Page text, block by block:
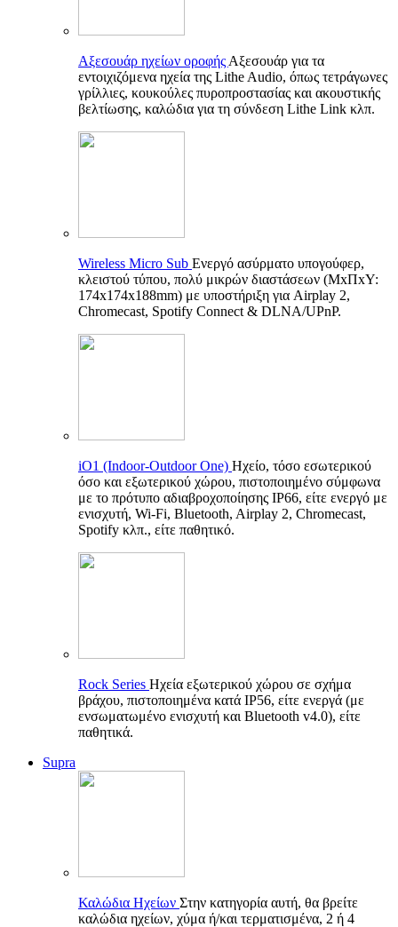
Αξεσουάρ ηχείων οροφής Αξεσουάρ για τα
εντοιχιζόμενα ηχεία της Lithe Audio, όπως τετράγωνες
γρίλλιες, κουκούλες πυροπροστασίας και ακουστικής
βελτίωσης, καλώδια για τη σύνδεση Lithe Link κλπ.
Wireless Micro Sub Ενεργό ασύρματο υπογούφερ,
κλειστού τύπου, πολύ μικρών διαστάσεων (ΜxΠxΥ:
174x174x188mm) με υποστήριξη για Airplay 2,
Chromecast, Spotify Connect & DLNA/UPnP.
iO1 (Indoor-Outdoor One) Ηχείο, τόσο εσωτερικού
όσο και εξωτερικού χώρου, πιστοποιημένο σύμφωνα
με το πρότυπο αδιαβροχοποίησης IP66, είτε ενεργό με
ενισχυτή, Wi-Fi, Bluetooth, Airplay 2, Chromecast,
Spotify κλπ., είτε παθητικό.
Rock Series Ηχεία εξωτερικού χώρου σε σχήμα
βράχου, πιστοποιημένα κατά IP56, είτε ενεργά (με
ενσωματωμένο ενισχυτή και Bluetooth v4.0), είτε
παθητικά.
Supra
Καλώδια Ηχείων Στην κατηγορία αυτή, θα βρείτε
καλώδια ηχείων, χύμα ή/και τερματισμένα, 2 ή 4